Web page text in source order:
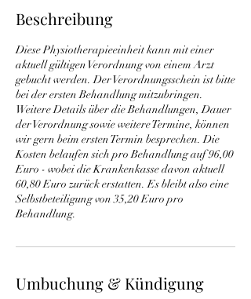
Beschreibung
Diese Physiotherapieeinheit kann mit einer
aktuell gültigen Verordnung von einem Arzt
gebucht werden. Der Verordnungsschein ist bitte
bei der ersten Behandlung mitzubringen.
Weitere Details über die Behandlungen, Dauer
der Verordnung sowie weitere Termine, können
wir gern beim ersten Termin besprechen. Die
Kosten belaufen sich pro Behandlung auf 96,00
Euro - wobei die Krankenkasse davon aktuell
60,80 Euro zurück erstatten. Es bleibt also eine
Selbstbeteiligung von 35,20 Euro pro
Behandlung.
Umbuchung & Kündigung